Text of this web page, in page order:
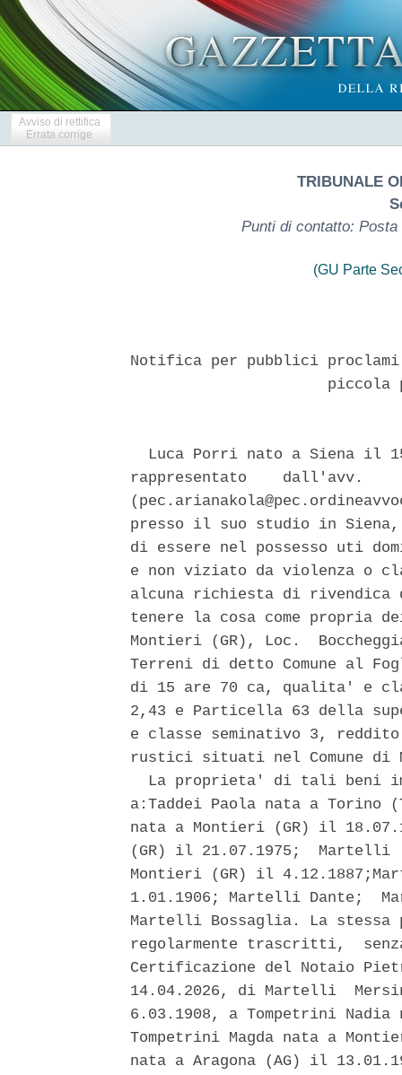
Avviso di rettifica
Errata corrige
TRIBUNALE
Punti di contatto:
(GU Parte
Notifica per pubblici
Luca Porri nato a Siena il
rappresentato    dall'avv.
presso il suo studio in Siena,
di essere nel possesso uti
e non viziato da violenza o
alcuna richiesta di
tenere la cosa come propria
Montieri (GR), Loc.
Terreni di detto Comune al
di 15 are 70 ca, qualita' e
2,43 e Particella 63 della
e classe seminativo 3,
rustici situati nel Comune di
La proprieta' di tali beni
a:Taddei Paola nata a
nata a Montieri (GR) il
(GR) il 21.07.1975;
Montieri (GR) il
1.01.1906; Martelli Dante;
Martelli Bossaglia. La
regolarmente trascritti,
Certificazione del Notaio
14.04.2026, di Martelli
6.03.1908, a Tompetrini
Tompetrini Magda nata a
nata a Aragona (AG) il